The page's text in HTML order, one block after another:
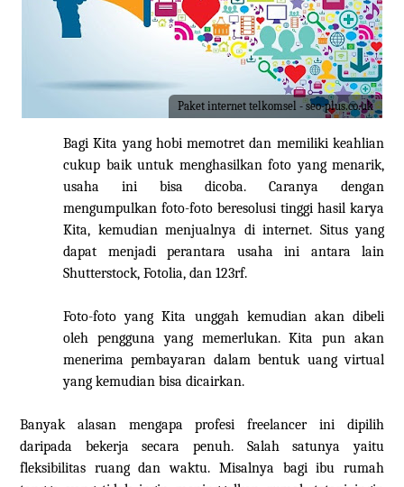
Paket internet telkomsel - seo-plus.co.uk
BagiKitayang hobi memotret dan memiliki keahlian
cukup baik untuk menghasilkan foto yang menarik,
usaha ini bisa dicoba. Caranya dengan
mengumpulkan foto-foto beresolusi tinggi hasil karya
Kita, kemudian menjualnya di internet. Situs yang
dapat menjadi perantara usaha ini antara lain
Shutterstock, Fotolia, dan 123rf.
Foto-foto yangKita unggah kemudian akan dibeli
oleh pengguna yang memerlukan.Kita pun akan
menerima pembayaran dalam bentuk uang virtual
yang kemudian bisa dicairkan.
Banyak alasan mengapa profesi freelancer ini dipilih
daripada bekerja secara penuh. Salah satunya yaitu
fleksibilitas ruang dan waktu. Misalnya bagi ibu rumah